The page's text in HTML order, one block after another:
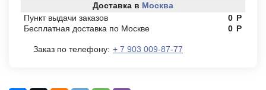
Доставка в Москва
Пункт выдачи заказов
0 Р
Бесплатная доставка по Москве
0 Р
Заказ по телефону: + 7 903 009-87-77